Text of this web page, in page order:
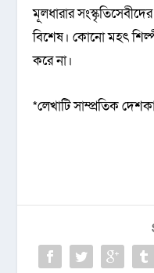
মূলধারার
বিশেষ। কোনো মহৎ
করে না।
*লেখাটি সাম্প্রতিক